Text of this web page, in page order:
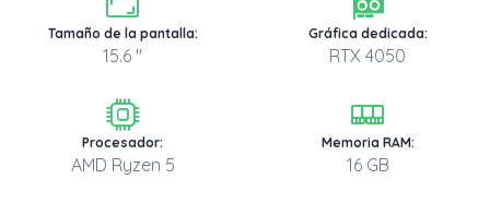
Tamaño de la pantalla:
15.6 "
Gráfica dedicada:
RTX 4050
Procesador:
AMD Ryzen 5
Memoria RAM:
16 GB